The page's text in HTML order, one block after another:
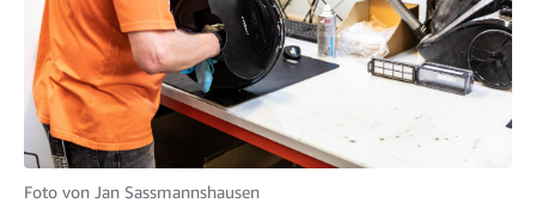
Foto von Jan Sassmannshausen